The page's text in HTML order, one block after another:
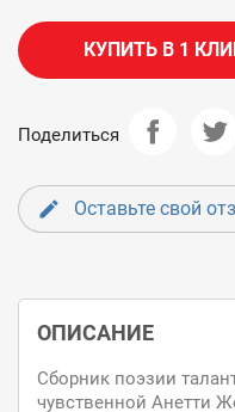
КУПИТЬ В 1
Поделиться
Оставьте свой
ОПИСАНИЕ
Сборник поэзии
чувственной Анетти